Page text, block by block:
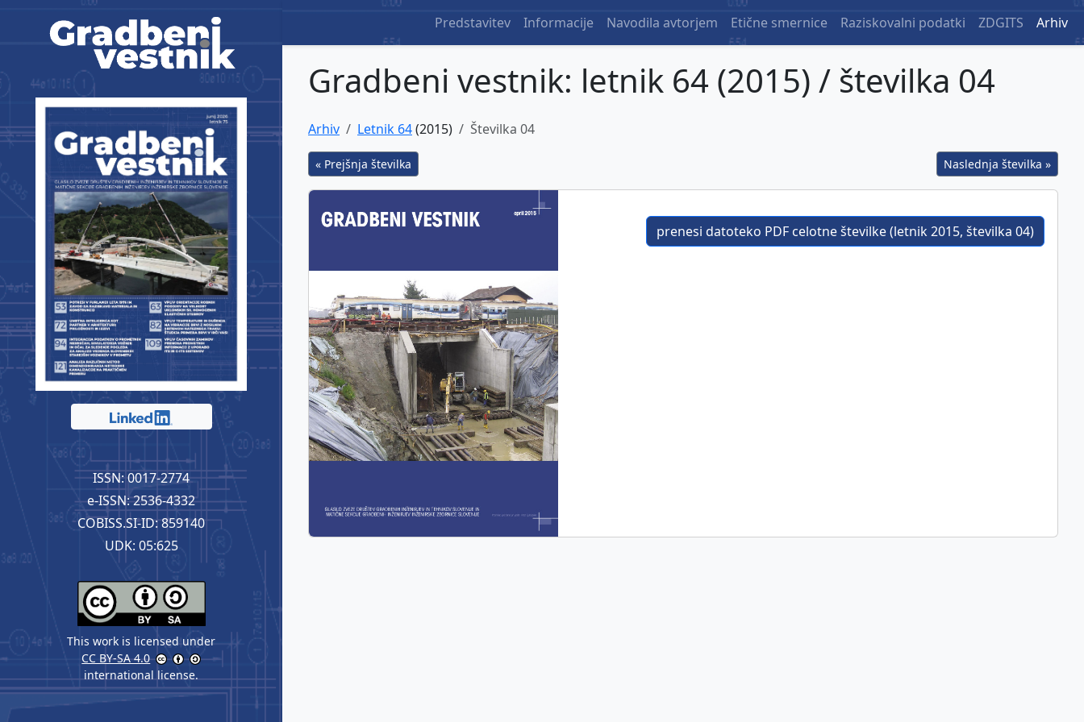
Predstavitev Informacije Navodila avtorjem Etične smernice Raziskovalni podatki ZDGITS Arhiv
Gradbeni vestnik
ISSN: 0017-2774
e-ISSN: 2536-4332
COBISS.SI-ID: 859140
UDK: 05:625
This work is licensed under
CC BY-SA 4.0
international license.
Gradbeni vestnik: letnik 64 (2015) / številka 04
Arhiv Letnik 64(2015) Številka 04
« Prejšnja številka Naslednja številka »
prenesi datoteko PDF celotne številke (letnik 2015, številka 04)